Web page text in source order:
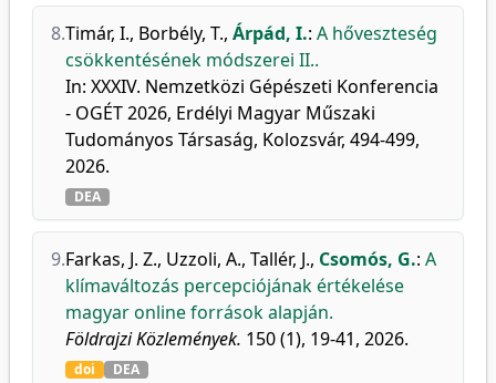
8.Timár, I., Borbély, T., Árpád, I.: A hőveszteség
csökkentésének módszerei II..
In: XXXIV. Nemzetközi Gépészeti Konferencia
- OGÉT 2026, Erdélyi Magyar Műszaki
Tudományos Társaság, Kolozsvár, 494-499,
2026.
DEA
9.Farkas, J. Z., Uzzoli, A., Tallér, J., Csomós, G.: A
klímaváltozás percepciójának értékelése
magyar online források alapján.
Földrajzi Közlemények. 150 (1), 19-41, 2026.
doi DEA